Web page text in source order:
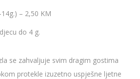
– 2,50 KM
do 4 g.
se zahvaljuje svim dragim gostima
protekle izuzetno uspješne ljetne